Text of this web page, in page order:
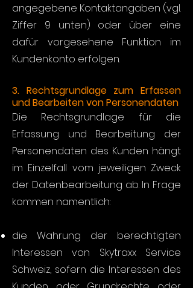
angegebene Kontaktangaben (vgl.
Ziffer 9 unten) oder über eine
dafür vorgesehene Funktion im
Kundenkonto erfolgen.
3. Rechtsgrundlage zum Erfassen
und Bearbeiten von Personendaten
Die Rechtsgrundlage für die
Erfassung und Bearbeitung der
Personendaten des Kunden hängt
im Einzelfall vom jeweiligen Zweck
der Datenbearbeitung ab. In Frage
kommen namentlich:
die Wahrung der berechtigten
Interessen von Skytraxx Service
Schweiz, sofern die Interessen des